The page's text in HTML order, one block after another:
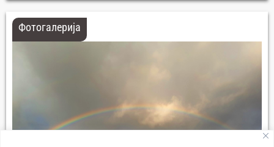
Фотогалерија